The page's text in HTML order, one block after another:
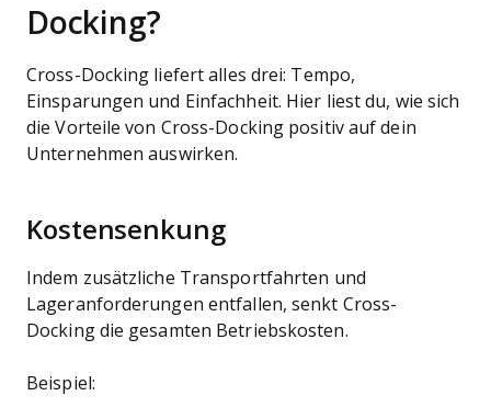
Docking?
Cross-Docking liefert alles drei: Tempo,
Einsparungen und Einfachheit. Hier liest du, wie sich
die Vorteile von Cross-Docking positiv auf dein
Unternehmen auswirken.
Kostensenkung
Indem zusätzliche Transportfahrten und
Lageranforderungen entfallen, senkt Cross-
Docking die gesamten Betriebskosten.
Beispiel: